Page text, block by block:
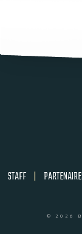
STAFF |
© 2026